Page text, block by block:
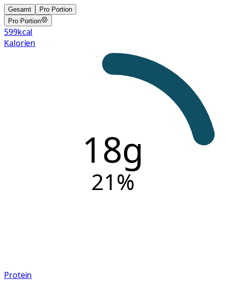
Gesamt
Pro Portion
Pro Portion
599kcal
Kalorien
18g
21%
Protein